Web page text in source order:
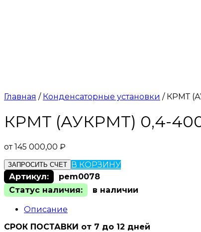
Главная / Конденсаторные установки / КРМТ
КРМТ (АУКРМТ) 0,4-
от145 000,00 ₽
ЗАПРОСИТЬ СЧЕТ В КОРЗИНУ
Артикул:
pem0078
Статус наличия:
в наличии
Описание
СРОК ПОСТАВКИ от 7 до 12 дней